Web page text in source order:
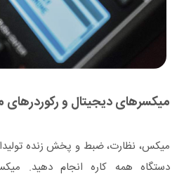
میکسرهای دیجیتال و رکوردرهای
میکس، نظارت، ضبط و پخش زنده
دستگاه همه کاره انجام دهید.